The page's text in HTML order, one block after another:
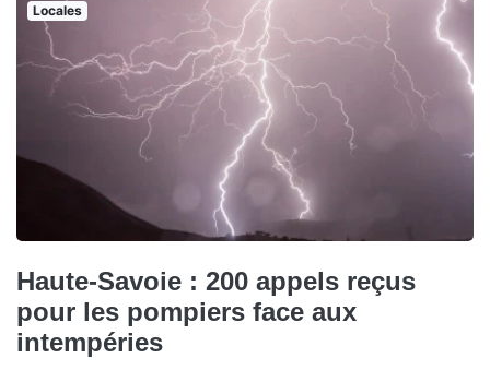
Locales
Haute-Savoie : 200 appels reçus
pour les pompiers face aux
intempéries